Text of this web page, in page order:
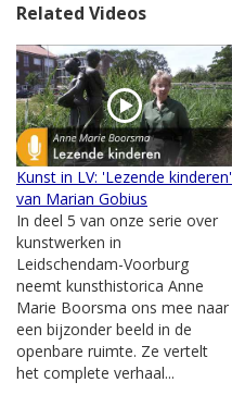
Related Videos
Kunst in LV: 'Lezende kinderen'
van Marian Gobius
In deel 5 van onze serie over
kunstwerken in
Leidschendam-Voorburg
neemt kunsthistorica Anne
Marie Boorsma ons mee naar
een bijzonder beeld in de
openbare ruimte. Ze vertelt
het complete verhaal...